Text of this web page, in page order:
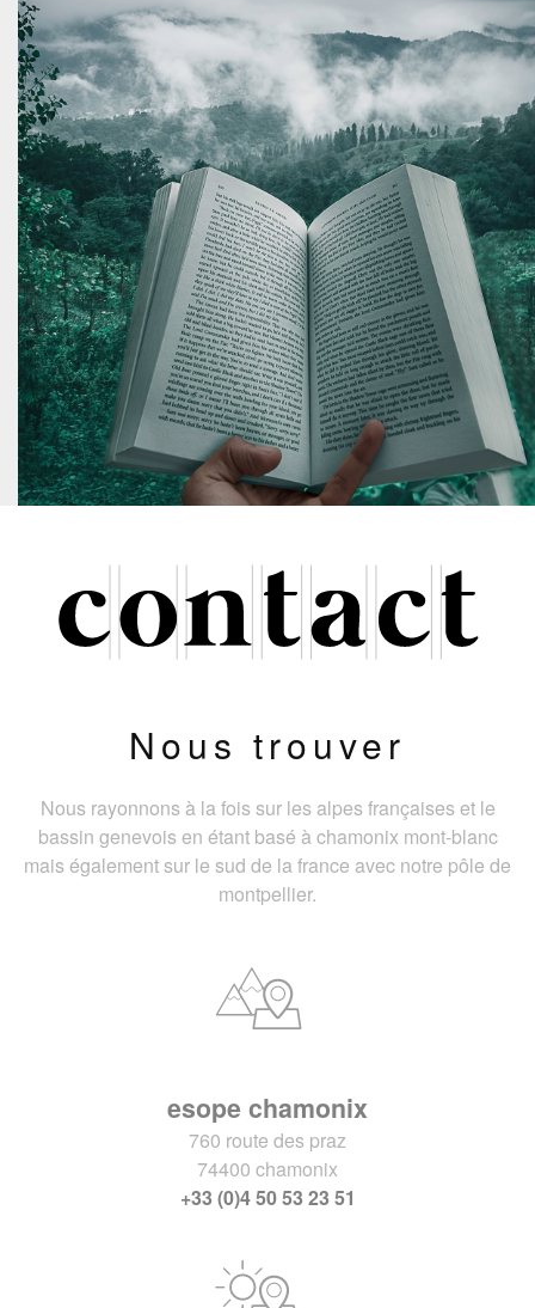
Nous trouver
Nous rayonnons à la fois sur les alpes françaises et le
bassin genevois en étant basé à chamonix mont-blanc
mais également sur le sud de la france avec notre pôle de
montpellier.
esope chamonix
760 route des praz
74400 chamonix
+33 (0)4 50 53 23 51